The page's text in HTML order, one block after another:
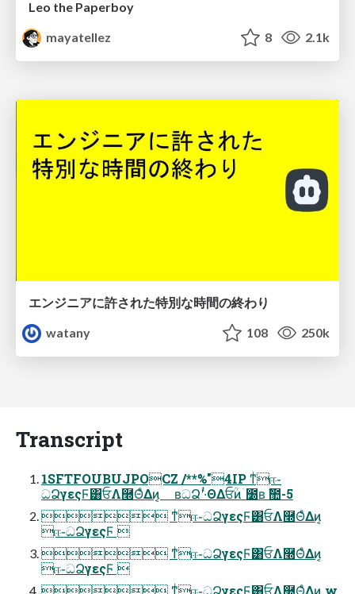
Leo the Paperboy
mayatellez
8 2.1k
エンジニアに許された特別な時間の終わり
watany
108 250k
Transcript
1SFTFOUBUJPOCZ /**%"4IP ͳͥஈ֊
ධՁγεςϜ͸ਓΛ࿭ΘͤΔͷ͔ ʙධՁʹ·ͭΘΔਓؒͷۤ೰ʙ ࣾ಺-5
 ͳͥஈ֊ධՁγεςϜ͸ਓΛ࿭ΘͤΔͷ͔
ஈ֊ධՁγεςϜ 
 ͳͥஈ֊ධՁγεςϜ͸ਓΛ࿭ΘͤΔͷ͔
ஈ֊ධՁγεςϜ 
 ͳͥஈ֊ධՁγεςϜ͸ਓΛ࿭ΘͤΔͷ͔ w